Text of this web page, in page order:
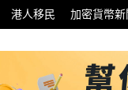
港人移民 加密貨幣新